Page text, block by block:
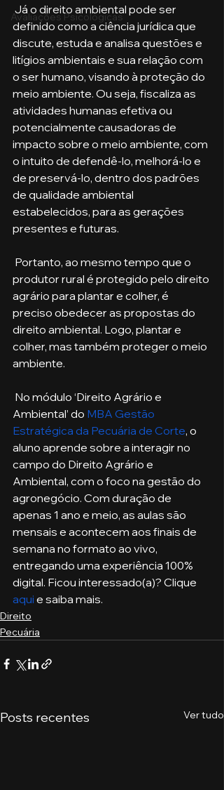
Avaliações Psicológicas
definido como a ciência jurídica que
discute, estuda e analisa questões e
litígios ambientais e sua relação com
o ser humano, visando à proteção do
meio ambiente. Ou seja, fiscaliza as
atividades humanas efetiva ou
potencialmente causadoras de
impacto sobre o meio ambiente, com
o intuito de defendê-lo, melhorá-lo e
de preservá-lo, dentro dos padrões
de qualidade ambiental
estabelecidos, para as gerações
presentes e futuras.
produtor rural é protegido pelo direito
agrário para plantar e colher, é
preciso obedecer as propostas do
direito ambiental. Logo, plantar e
colher, mas também proteger o meio
ambiente.
Ambiental’ do MBA Gestão
Estratégica da Pecuária de Corte, o
aluno aprende sobre a interagir no
campo do Direito Agrário e
Ambiental, com o foco na gestão do
agronegócio. Com duração de
apenas 1 ano e meio, as aulas são
mensais e acontecem aos finais de
semana no formato ao vivo,
entregando uma experiência 100%
digital. Ficou interessado(a)? Clique
aqui e saiba mais.
Direito
Pecuária
Posts recentes Ver tudo